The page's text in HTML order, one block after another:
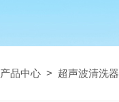
产品中心 > 超声波清洗器